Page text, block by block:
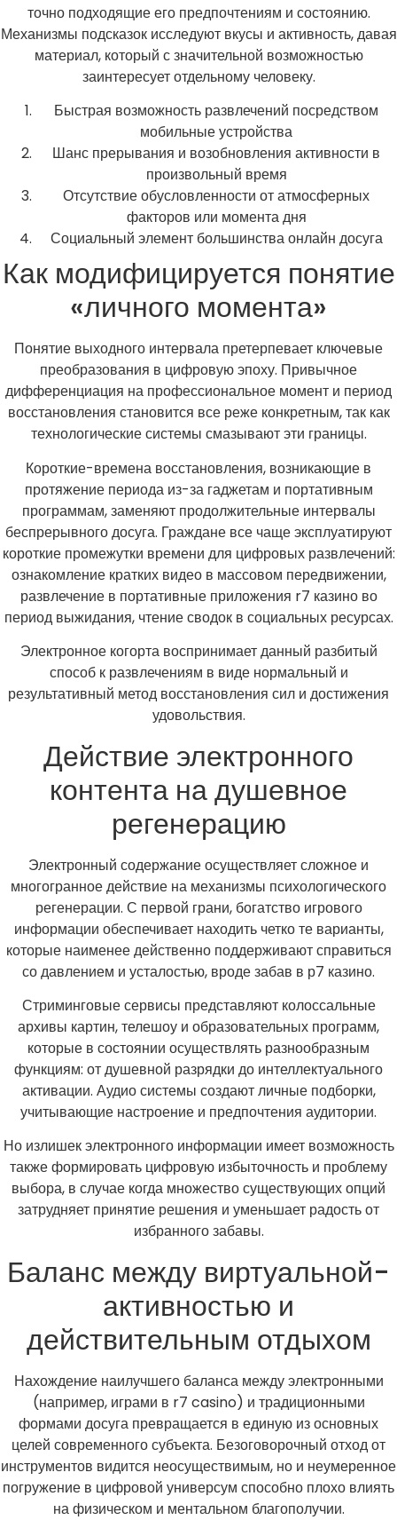
точно подходящие его предпочтениям и состоянию.
Механизмы подсказок исследуют вкусы и активность, давая
материал, который с значительной возможностью
заинтересует отдельному человеку.
Быстрая возможность развлечений посредством
мобильные устройства
Шанс прерывания и возобновления активности в
произвольный время
Отсутствие обусловленности от атмосферных
факторов или момента дня
Социальный элемент большинства онлайн досуга
Как модифицируется понятие
«личного момента»
Понятие выходного интервала претерпевает ключевые
преобразования в цифровую эпоху. Привычное
дифференциация на профессиональное момент и период
восстановления становится все реже конкретным, так как
технологические системы смазывают эти границы.
Короткие-времена восстановления, возникающие в
протяжение периода из-за гаджетам и портативным
программам, заменяют продолжительные интервалы
беспрерывного досуга. Граждане все чаще эксплуатируют
короткие промежутки времени для цифровых развлечений:
ознакомление кратких видео в массовом передвижении,
развлечение в портативные приложения r7 казино во
период выжидания, чтение сводок в социальных ресурсах.
Электронное когорта воспринимает данный разбитый
способ к развлечениям в виде нормальный и
результативный метод восстановления сил и достижения
удовольствия.
Действие электронного
контента на душевное
регенерацию
Электронный содержание осуществляет сложное и
многогранное действие на механизмы психологического
регенерации. С первой грани, богатство игрового
информации обеспечивает находить четко те варианты,
которые наименее действенно поддерживают справиться
со давлением и усталостью, вроде забав в р7 казино.
Стриминговые сервисы представляют колоссальные
архивы картин, телешоу и образовательных программ,
которые в состоянии осуществлять разнообразным
функциям: от душевной разрядки до интеллектуального
активации. Аудио системы создают личные подборки,
учитывающие настроение и предпочтения аудитории.
Но излишек электронного информации имеет возможность
также формировать цифровую избыточность и проблему
выбора, в случае когда множество существующих опций
затрудняет принятие решения и уменьшает радость от
избранного забавы.
Баланс между виртуальной-
активностью и
действительным отдыхом
Нахождение наилучшего баланса между электронными
(например, играми в r7 casino) и традиционными
формами досуга превращается в единую из основных
целей современного субъекта. Безоговорочный отход от
инструментов видится неосуществимым, но и неумеренное
погружение в цифровой универсум способно плохо влиять
на физическом и ментальном благополучии.